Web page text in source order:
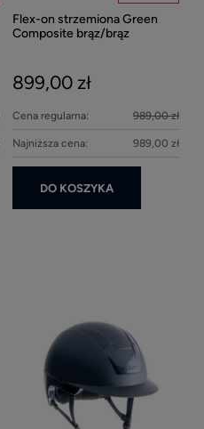
Flex-on strzemiona Green
Composite brąz/brąz
899,00 zł
Cena regularna: 989,00 zł
Najniższa cena: 989,00 zł
DO KOSZYKA